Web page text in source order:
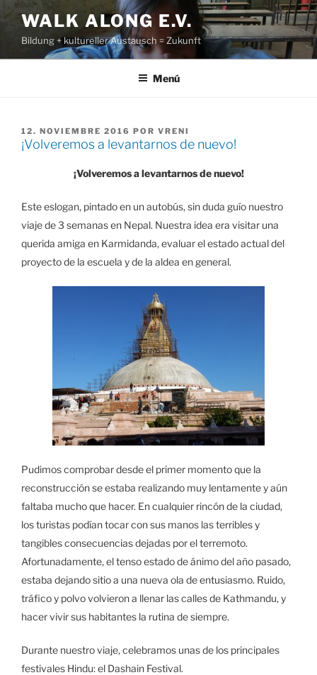
Saltar
al
contenido
WALK ALONG E.V.
Bildung + kultureller Austausch = Zukunft
Menú
PUBLICADO
EL
12. NOVIEMBRE 2016 POR VRENI
¡Volveremos a levantarnos de nuevo!
¡Volveremos a levantarnos de nuevo!
Este eslogan, pintado en un autobús, sin duda guío nuestro
viaje de 3 semanas en Nepal. Nuestra idea era visitar una
querida amiga en Karmidanda, evaluar el estado actual del
proyecto de la escuela y de la aldea en general.
Pudimos comprobar desde el primer momento que la
reconstrucción se estaba realizando muy lentamente y aún
faltaba mucho que hacer. En cualquier rincón de la ciudad,
los turistas podían tocar con sus manos las terribles y
tangibles consecuencias dejadas por el terremoto.
Afortunadamente, el tenso estado de ánimo del año pasado,
estaba dejando sitio a una nueva ola de entusiasmo. Ruido,
tráfico y polvo volvieron a llenar las calles de Kathmandu, y
hacer vivir sus habitantes la rutina de siempre.
Durante nuestro viaje, celebramos unas de los principales
festivales Hindu: el Dashain Festival.